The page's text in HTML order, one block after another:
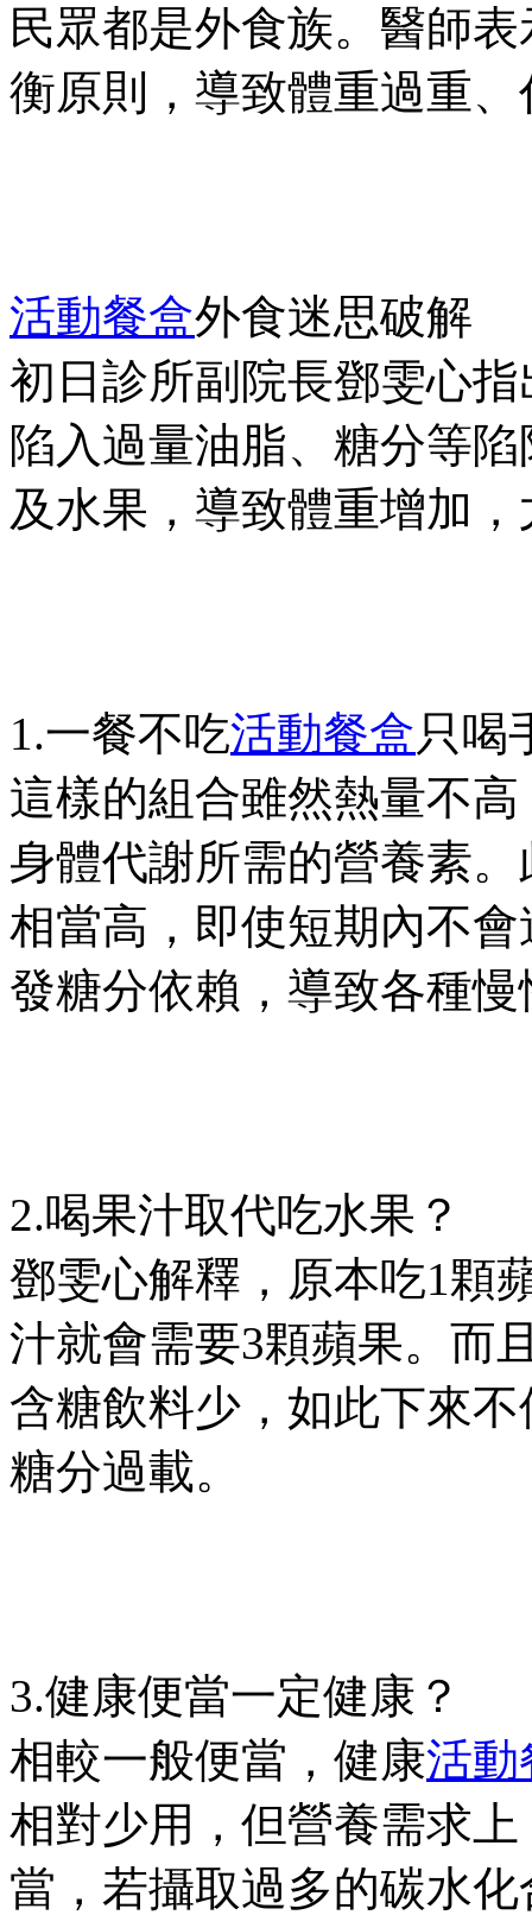
民眾都是外食族。醫師
衡原則，導致體重過重
活動餐盒外食迷思破解
初日診所副院長鄧雯心
陷入過量油脂、糖分等
及水果，導致體重增加
1.一餐不吃活動餐盒只喝
這樣的組合雖然熱量不
身體代謝所需的營養素
相當高，即使短期內不
發糖分依賴，導致各種慢
2.喝果汁取代吃水果？
鄧雯心解釋，原本吃1顆
汁就會需要3顆蘋果。而
含糖飲料少，如此下來
糖分過載。
3.健康便當一定健康？
相較一般便當，健康活動
相對少用，但營養需求
當，若攝取過多的碳水